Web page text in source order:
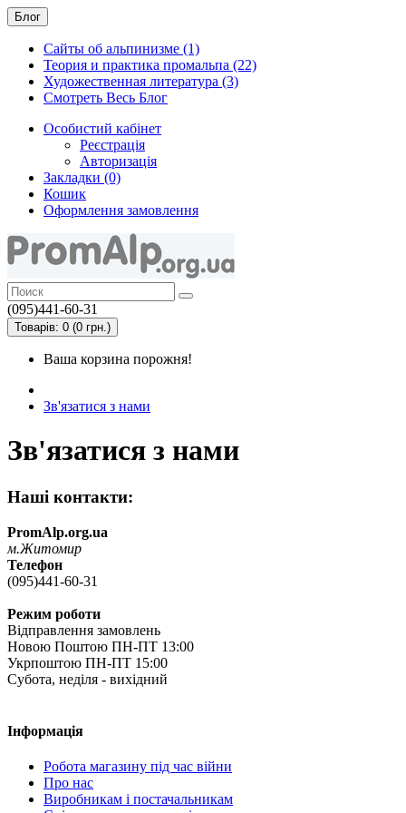
Блог
Сайты об альпинизме (1)
Теория и практика промальпа (22)
Художественная литература (3)
Смотреть Весь Блог
Особистий кабінет
Реєстрація
Авторизація
Закладки (0)
Кошик
Оформлення замовлення
(095)441-60-31
Товарів: 0 (0 грн.)
Ваша корзина порожня!
Зв'язатися з нами
Зв'язатися з нами
Наші контакти:
PromAlp.org.ua
м.Житомир
Телефон
(095)441-60-31
Режим роботи
Відправлення замовлень
Новою Поштою ПН-ПТ 13:00
Укрпоштою ПН-ПТ 15:00
Субота, неділя - вихідний
Інформація
Робота магазину під час війни
Про нас
Виробникам і постачальникам